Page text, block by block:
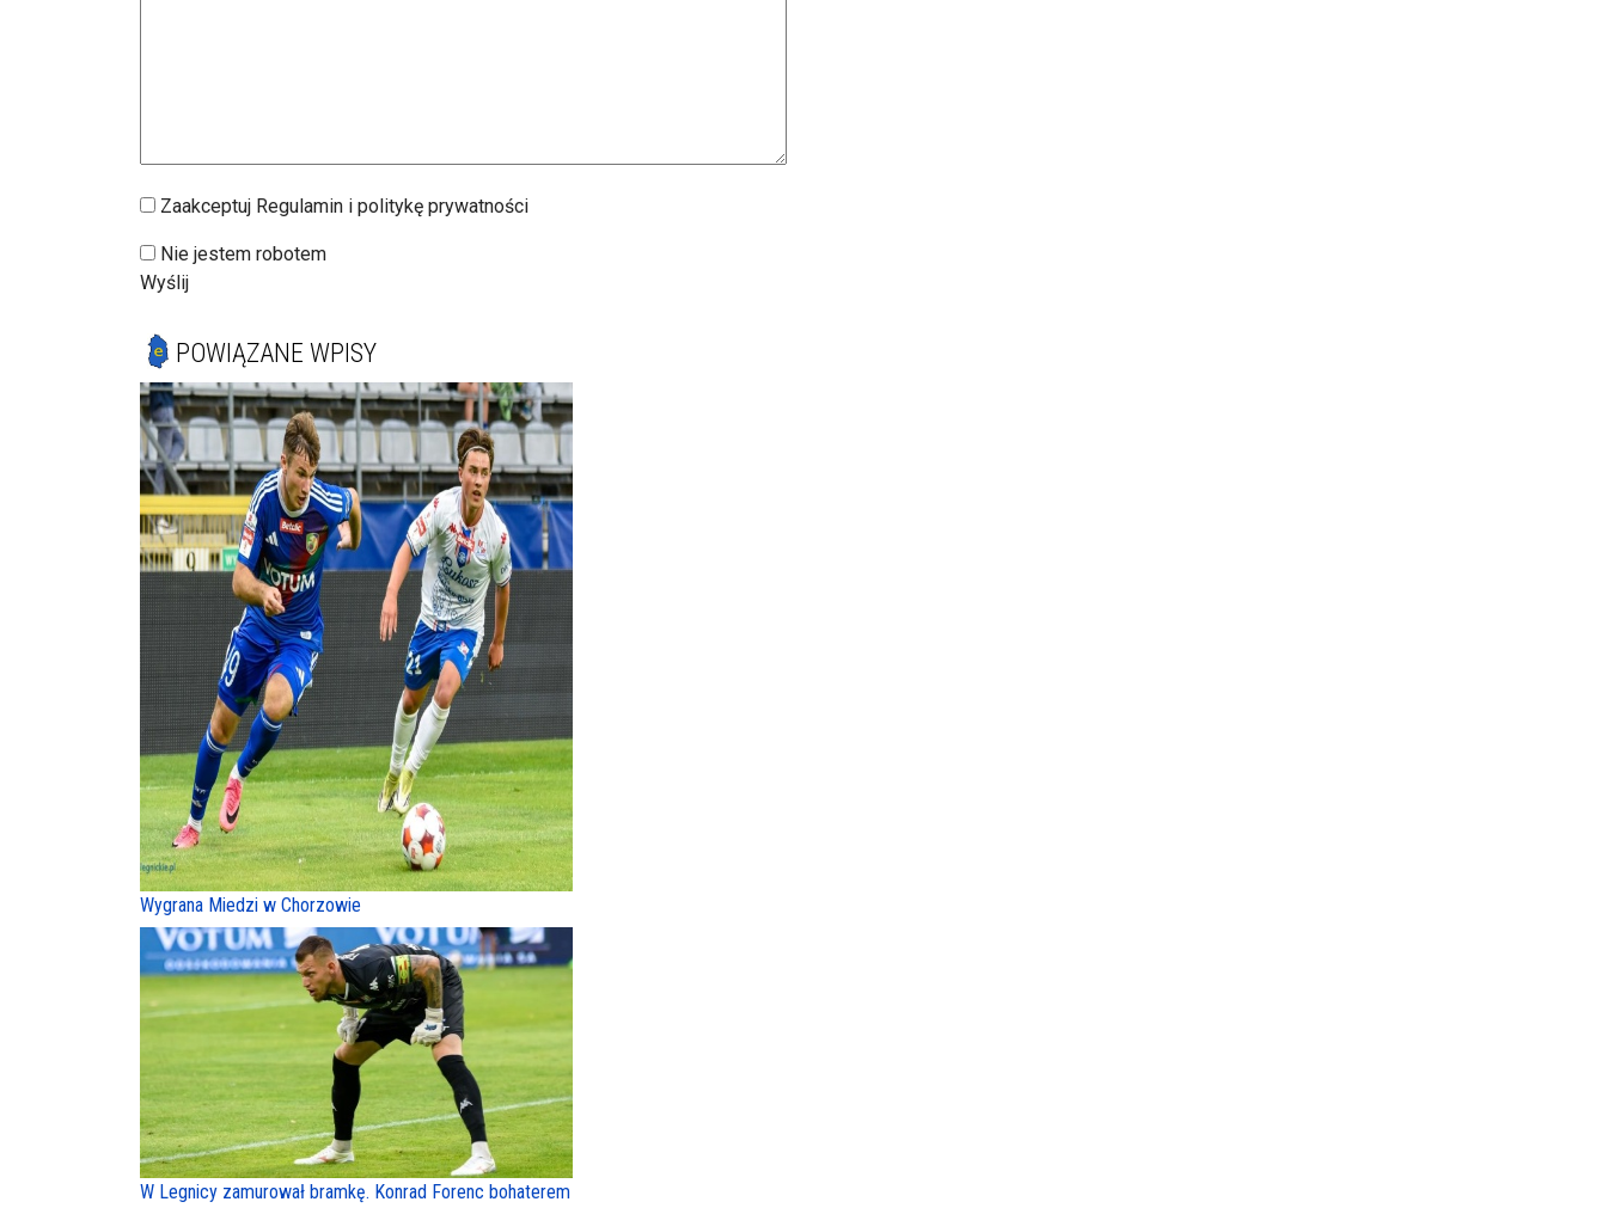
Zaakceptuj Regulamin i politykę prywatności
Nie jestem robotem
Wyślij
POWIĄZANE WPISY
Wygrana Miedzi w Chorzowie
W Legnicy zamurował bramkę. Konrad Forenc bohaterem